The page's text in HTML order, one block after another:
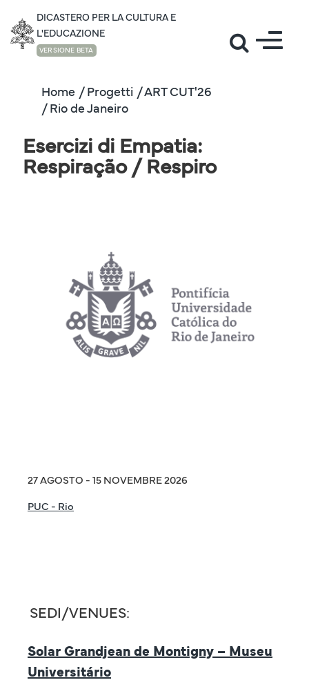
DICASTERO PER LA CULTURA E
L'EDUCAZIONE
VERSIONE BETA
Home / Progetti / ART CUT'26
/ Rio de Janeiro
Esercizi di Empatia:
Respiração / Respiro
27 AGOSTO - 15 NOVEMBRE 2026
PUC - Rio
SEDI/VENUES:
Solar Grandjean de Montigny – Museu
Universitário